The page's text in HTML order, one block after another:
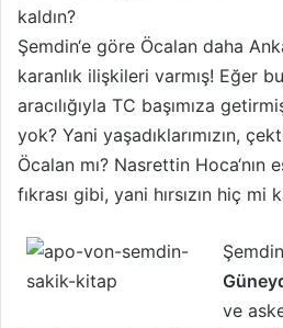
kaldın?
Şemdin‘e göre Öcalan daha
karanlık ilişkileri varmış! Eğer
aracılığıyla TC başımıza
yok? Yani yaşadıklarımızın,
Öcalan mı? Nasrettin Hoca‘nın
fıkrası gibi, yani hırsızın hiç mi
ve